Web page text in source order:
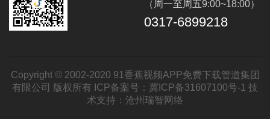
（周一至周五9:00~18:00）
0317-6899218
Copyright © 2002-2020 91香蕉视频APP免费下载管道集团
有限公司 版权所有 ICP备案号： 冀ICP备31607100号-1 技
术支持： 沧州瑞智网络